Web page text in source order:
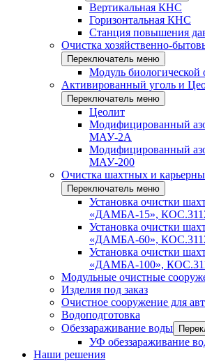
Вертикальная КНС
Горизонтальная КНС
Станция повышения
Очистка хозяйственно-
Переключатель меню
Модуль биологической
Активированный уголь и
Переключатель меню
Цеолит
Модифицированный
МАУ-2А
Модифицированный
МАУ-200
Очистка шахтных и
Переключатель меню
Установка очистки
«ДАМБА-15»,
Установка очистки
«ДАМБА-60»,
Установка очистки
«ДАМБА-100»,
Модульные очистные
Изделия под заказ
Очистное сооружение для
Водоподготовка
Обеззараживание воды
УФ обеззараживание
Наши решения